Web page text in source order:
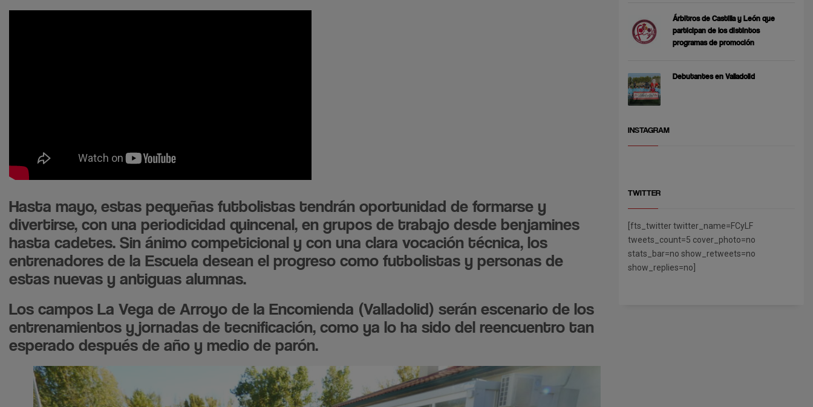
Hasta mayo, estas pequeñas futbolistas tendrán oportunidad de formarse y
divertirse, con una periodicidad quincenal, en grupos de trabajo desde benjamines
hasta cadetes. Sin ánimo competicional y con una clara vocación técnica, los
entrenadores de la Escuela desean el progreso como futbolistas y personas de
estas nuevas y antiguas alumnas.
Los campos La Vega de Arroyo de la Encomienda (Valladolid) serán escenario de los
entrenamientos y jornadas de tecnificación, como ya lo ha sido del reencuentro tan
esperado después de año y medio de parón.
Árbitros de Castilla y León que
participan de los distintos
programas de promoción
Debutantes en Valladolid
INSTAGRAM
TWITTER
[fts_twitter twitter_name=FCyLF
tweets_count=5 cover_photo=no
stats_bar=no show_retweets=no
show_replies=no]